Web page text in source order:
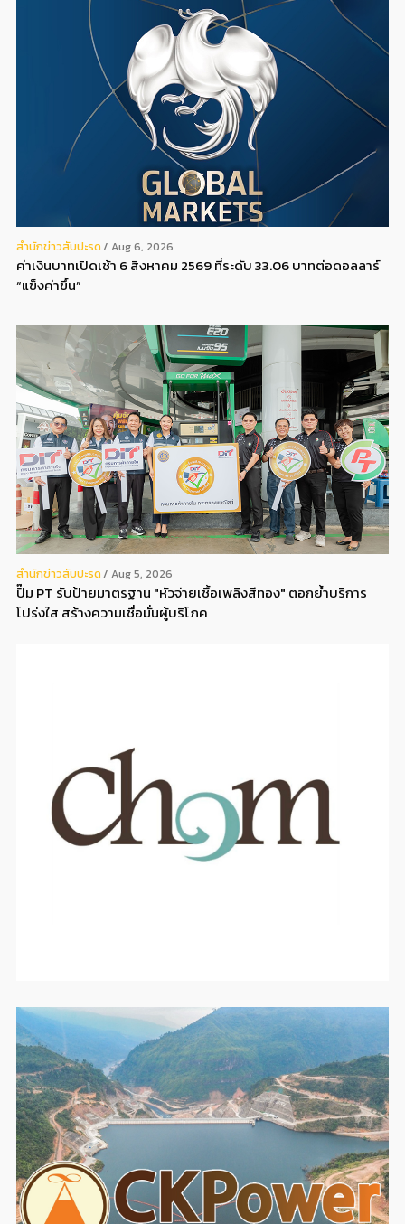
สํานักข่าวสับปะรด Aug 6, 2026
ค่าเงินบาทเปิดเช้า 6 สิงหาคม 2569 ที่ระดับ 33.06 บาทต่อดอลลาร์
“แข็งค่าขึ้น”
สํานักข่าวสับปะรด Aug 5, 2026
ปั๊ม PT รับป้ายมาตรฐาน "หัวจ่ายเชื้อเพลิงสีทอง" ตอกย้ำบริการ
โปร่งใส สร้างความเชื่อมั่นผู้บริโภค